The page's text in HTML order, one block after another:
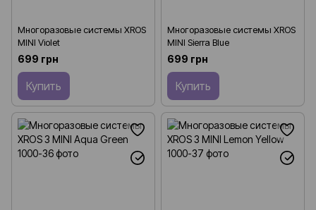
Многоразовые системы XROS
MINI Violet
699 грн
Купить
Многоразовые системы XROS
MINI Sierra Blue
699 грн
Купить